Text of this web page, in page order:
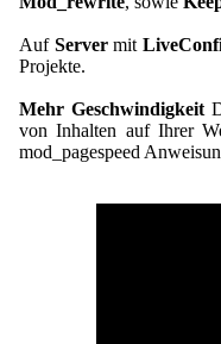
Auf Servermit
Projekte.
Mehr Geschwindigkeit
von Inhalten auf Ihrer
mod_pagespeed